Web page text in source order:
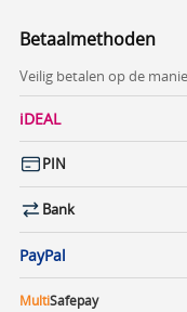
Betaalmethoden
Veilig betalen op de
iDEAL
PIN
Bank
PayPal
MultiSafepay